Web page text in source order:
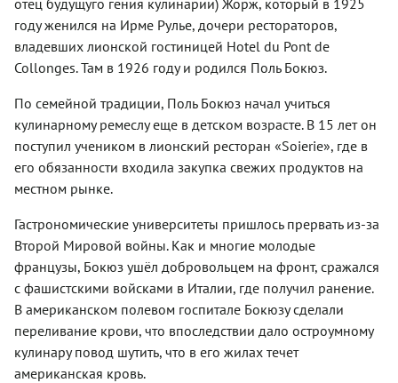
отец будущуго гения кулинарии) Жорж, который в 1925
году женился на Ирме Рулье, дочери рестораторов,
владевших лионской гостиницей Hotel du Pont de
Collonges. Там в 1926 году и родился Поль Бокюз.
По семейной традиции, Поль Бокюз начал учиться
кулинарному ремеслу еще в детском возрасте. В 15 лет он
поступил учеником в лионский ресторан «Soierie», где в
его обязанности входила закупка свежих продуктов на
местном рынке.
Гастрономические университеты пришлось прервать из-за
Второй Мировой войны. Как и многие молодые
французы, Бокюз ушёл добровольцем на фронт, сражался
с фашистскими войсками в Италии, где получил ранение.
В американском полевом госпитале Бокюзу сделали
переливание крови, что впоследствии дало остроумному
кулинару повод шутить, что в его жилах течет
американская кровь.